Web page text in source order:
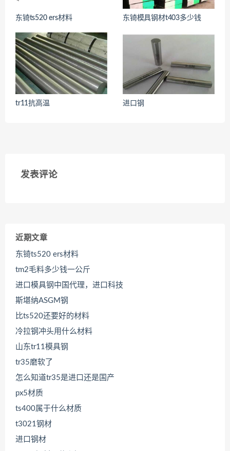
东锜ts520 ers材料
<
东锜模具钢材t403多少钱
<
tr11抗高温
<
进口钢
发表评论
近期文章
东锜ts520 ers材料
tm2毛料多少钱一公斤
进口模具钢中国代理，进口科技
斯堪纳ASGM钢
比ts520还要好的材料
冷拉钢冲头用什么材料
山东tr11模具钢
tr35磨软了
怎么知道tr35是进口还是国产
px5材质
ts400属于什么材质
t3021钢材
进口钢材